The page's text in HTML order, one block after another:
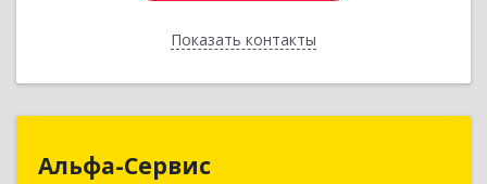
Показать контакты
Назад
Альфа-Сервис